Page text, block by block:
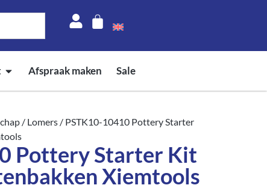
Afspraak maken Sale
/ Lomers / PSTK10-10410 Pottery Starter
Pottery Starter Kit
Xiemtools